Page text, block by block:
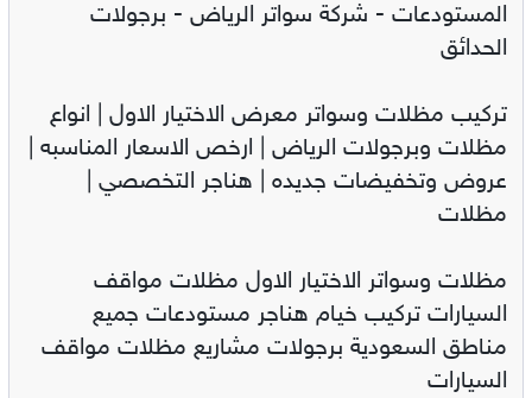
المستودعات - شركة سواتر الرياض - برجولات
الحدائق
تركيب مظلات وسواتر معرض الاختيار الاول | انواع
مظلات وبرجولات الرياض | ارخص الاسعار المناسبه |
عروض وتخفيضات جديده | هناجر التخصصي |
مظلات
مظلات وسواتر الاختيار الاول مظلات مواقف
السيارات تركيب خيام هناجر مستودعات جميع
مناطق السعودية برجولات مشاريع مظلات مواقف
السيارات